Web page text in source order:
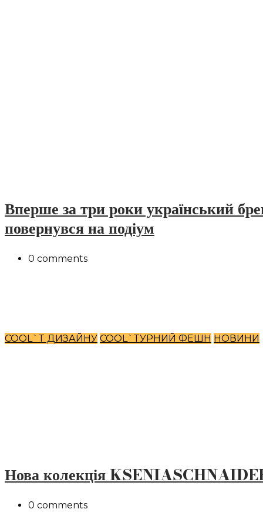
COOL`T ДИЗАЙНУ COOL`TУРНИЙ ФЕШН НОВИНИ
Вперше за три роки український
повернувся на подіум
0 comments
Нова колекція
0 comments